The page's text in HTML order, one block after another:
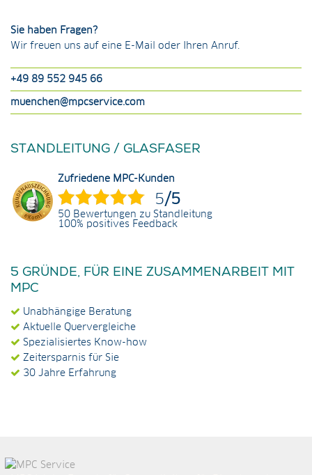
Sie haben Fragen?
Wir freuen uns auf eine E-Mail oder Ihren Anruf.
+49 89 552 945 66
muenchen@mpcservice.com
STANDLEITUNG / GLASFASER
Zufriedene MPC-Kunden
5/5
50 Bewertungen zu Standleitung
100% positives Feedback
5 GRÜNDE, FÜR EINE ZUSAMMENARBEIT MIT
MPC
Unabhängige Beratung
Aktuelle Quervergleiche
Spezialisiertes Know-how
Zeitersparnis für Sie
30 Jahre Erfahrung